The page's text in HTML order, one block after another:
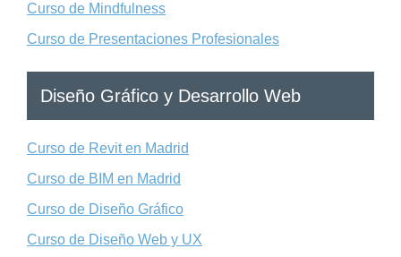
Curso de Mindfulness
Curso de Presentaciones Profesionales
Diseño Gráfico y Desarrollo Web
Curso de Revit en Madrid
Curso de BIM en Madrid
Curso de Diseño Gráfico
Curso de Diseño Web y UX